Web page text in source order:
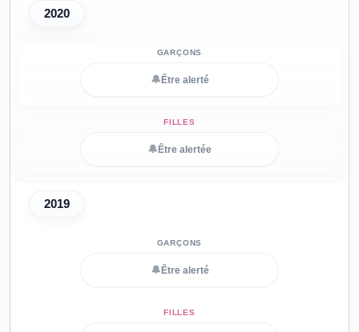
2020
🔔 Être alerté
🔔 Être alertée
2019
🔔 Être alerté